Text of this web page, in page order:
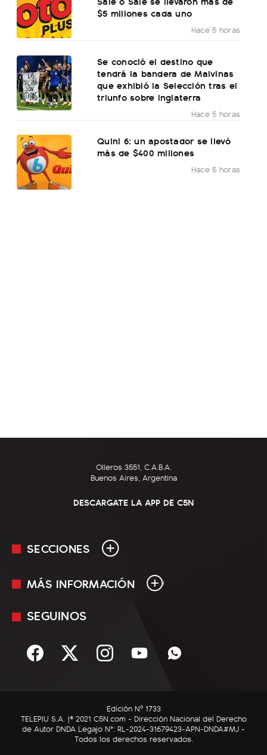
$5 millones cada uno
Hace 5 horas
Se conoció el destino que
tendrá la bandera de Malvinas
que exhibió la Selección tras el
triunfo sobre Inglaterra
Hace 5 horas
Quini 6: un apostador se llevó
más de $400 millones
Hace 5 horas
Olleros 3551, C.A.B.A.
Buenos Aires, Argentina
DESCARGATE LA APP DE C5N
SECCIONES
En Vivo
Sociedad
C5N Autos
RatingCero
MÁS INFORMACIÓN
Mediakit
Términos y condiciones
SEGUINOS
Edición Nº 1733
TELEPIU S.A. |© 2021 C5N.com - Dirección Nacional del Derecho
de Autor DNDA Legajo N°: RL-2024-31679423-APN-DNDA#MJ -
Todos los derechos reservados.